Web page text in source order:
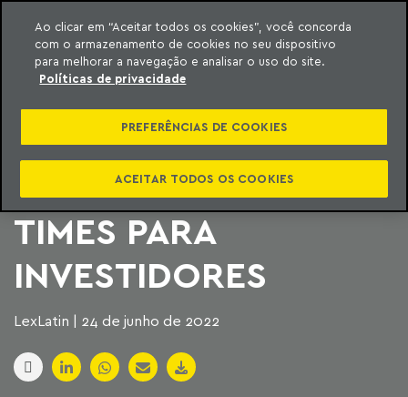
o conteúdo
Machado Meyer
FUTEBOL: CADE PEDE
INFORMAÇÕES
SOBRE VENDAS DE
TIMES PARA
INVESTIDORES
LexLatin | 24 de junho de 2022
Ao clicar em “Aceitar todos os cookies”, você concorda
com o armazenamento de cookies no seu dispositivo
para melhorar a navegação e analisar o uso do site.
Políticas de privacidade
PREFERÊNCIAS DE COOKIES
ACEITAR TODOS OS COOKIES